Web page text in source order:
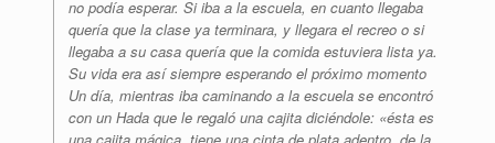
no podía esperar. Si iba a la escuela, en cuanto llegaba
quería que la clase ya terminara, y llegara el recreo o si
llegaba a su casa quería que la comida estuviera lista ya.
Su vida era así siempre esperando el próximo momento
Un día, mientras iba caminando a la escuela se encontró
con un Hada que le regaló una cajita diciéndole: «ésta es